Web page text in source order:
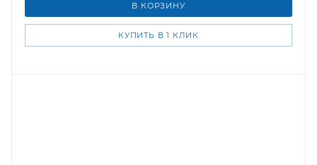
В КОРЗИНУ
КУПИТЬ В 1 КЛИК